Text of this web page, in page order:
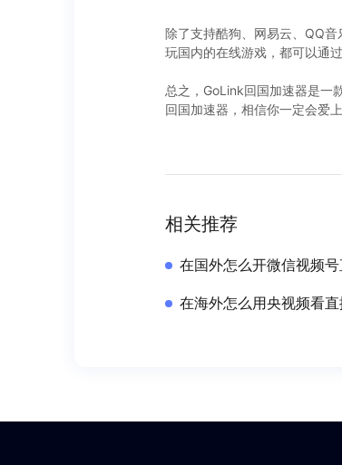
除了支持酷狗、网易云、QQ
玩国内的在线游戏，都可以通
总之，GoLink回国加速器是一
回国加速器，相信你一定会爱
相关推荐
在国外怎么开微信视频
在海外怎么用央视频看